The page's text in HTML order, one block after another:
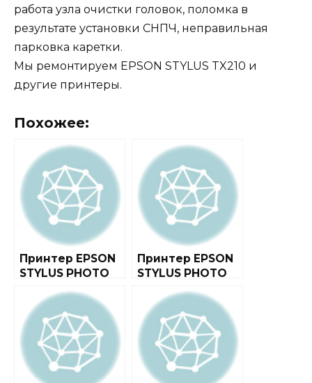
работа узла очистки головок, поломка в
результате установки СНПЧ, неправильная
парковка каретки.
Мы ремонтируем EPSON STYLUS TX210 и
другие принтеры.
Похожее:
Принтер EPSON
STYLUS PHOTO
Принтер EPSON
STYLUS PHOTO